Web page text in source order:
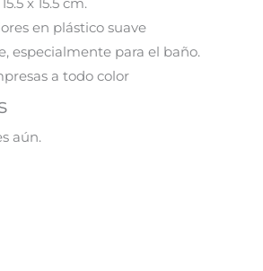
en plástico suave
especialmente para el baño.
a todo color
aún.